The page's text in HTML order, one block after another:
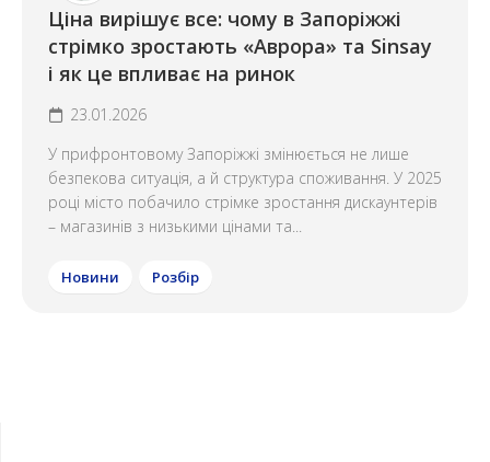
Ціна вирішує все: чому в Запоріжжі
стрімко зростають «Аврора» та Sinsay
і як це впливає на ринок
23.01.2026
У прифронтовому Запоріжжі змінюється не лише
безпекова ситуація, а й структура споживання. У 2025
році місто побачило стрімке зростання дискаунтерів
– магазинів з низькими цінами та...
Новини Розбір